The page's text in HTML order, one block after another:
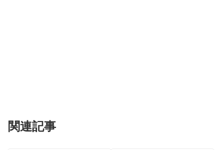
関連記事